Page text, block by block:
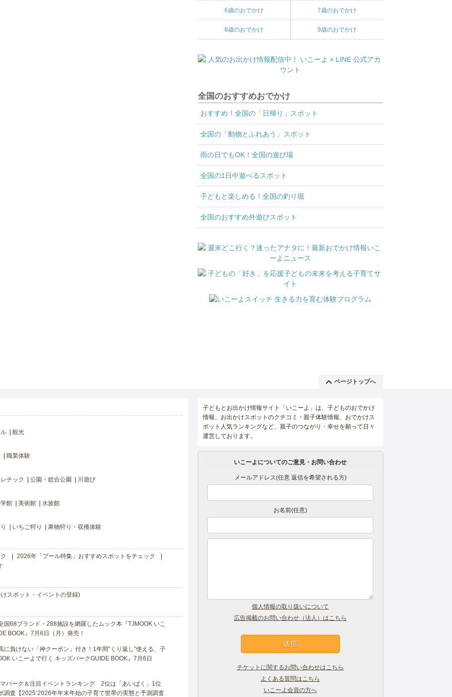
6歳のおでかけ 7歳のおでかけ
8歳のおでかけ 9歳のおでかけ
全国のおすすめおでかけ
おすすめ！全国の「日帰り」スポット
全国の「動物とふれあう」スポット
雨の日でもOK！全国の遊び場
全国の1日中遊べるスポット
子どもと楽しめる！全国の釣り堀
全国のおすすめ外遊びスポット
ページトップへ
観光
職業体験
チック 公園・総合公園 川遊び
館 美術館 水族館
いちご狩り 果物狩り・収穫体験
2026年「プール特集」おすすめスポットをチェック
スポット・イベントの登録)
国68ブランド・288施設を網羅したムック本『TJMOOK いこ
BOOK』7月6日（月）発売！
に負けない「神クーポン」付き！1年間“くり返し”使える、子
いこーよで行く キッズパークGUIDE BOOK』7月6日
パーク＆注目イベントランキング 2位は「あいぱく」1位
調査【2025⁻2026年年末年始の子育て世帯の実態と予測調査
子どもとお出かけ情報サイト「いこーよ」は、子どものおでかけ
情報、お出かけスポットのクチコミ・親子体験情報、おでかけス
ポット人気ランキングなど、親子のつながり・幸せを願って日々
運営しております。
いこーよについてのご意見・お問い合わせ
メールアドレス(任意 返信を希望される方)
お名前(任意)
個人情報の取り扱いについて
広告掲載のお問い合わせ（法人）はこちら
チケットに関するお問い合わせはこちら
よくある質問はこちら
いこーよ会員の方へ